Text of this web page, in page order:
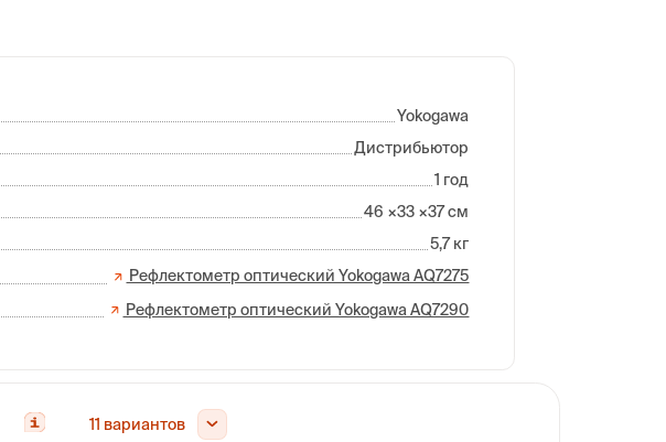
Yokogawa
Дистрибьютор
1 год
46 ×33 ×37 см
5,7 кг
Рефлектометр оптический Yokogawa AQ7275
Рефлектометр оптический Yokogawa AQ7290
11 вариантов